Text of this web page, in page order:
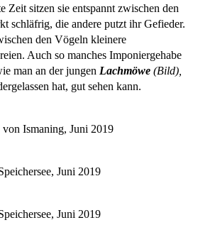
Zeit sitzen sie entspannt zwischen den
schläfrig, die andere putzt ihr Gefieder.
den Vögeln kleinere
Auch so manches Imponiergehabe
man an der jungen Lachmöwe (Bild),
hat, gut sehen kann.
Ismaning, Juni 2019
Juni 2019
Juni 2019